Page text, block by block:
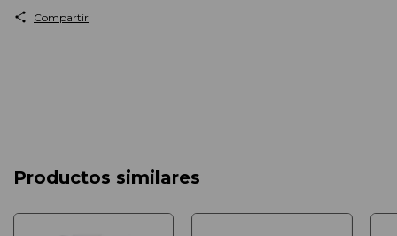
Compartir
Productos similares